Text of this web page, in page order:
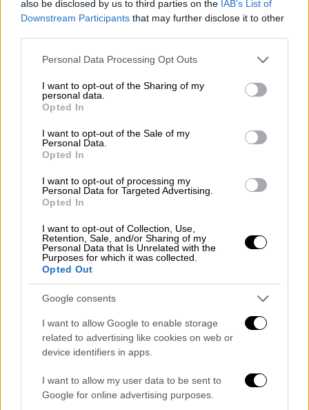
also be disclosed by us to third parties on the IAB’s List of
Downstream Participants that may further disclose it to other
Please note that this website/app uses one or more Google
not limited to your visit or usage behaviour. You may click to
grant or deny consent to Google and its third-party tags to
use your data for below specified purposes in below Google
consent section.
Personal Data Processing Opt Outs
I want to opt-out of the Sharing of my
personal data.
Opted In
I want to opt-out of the Sale of my
Personal Data.
Opted In
I want to opt-out of processing my
Personal Data for Targeted Advertising.
Opted In
I want to opt-out of Collection, Use,
Retention, Sale, and/or Sharing of my
Personal Data that Is Unrelated with the
Purposes for which it was collected.
Opted Out
Google consents
I want to allow Google to enable storage
related to advertising like cookies on web or
device identifiers in apps.
I want to allow my user data to be sent to
Google for online advertising purposes.
Lifestyle|06.02.2021 09:25
Πασχάλης: «Η Αλίκη έχει μια κακή
εικόνα στον κόσμο, λόγω των γεγονότων
που μας συνέβησαν»
Ο Πασχάλης διηγήθηκε στην Έλενα
Κατρίτση, προσωπικές και επαγγελματικές
στιγμές της ζωής του, ενώ παράλληλα
αναφέρθηκε στην τρικυμία που πέρασε η
οικογένειά του πριν από μερικά χρόνια
Τηλεόραση 01.02.2020 18:55
ΕΡΤ1: Επιστρέφει η Έλενα Κατρίτση με
αποκαλύψεις